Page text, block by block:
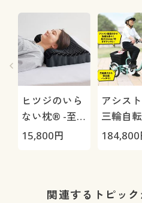
ヒツジのいら
ない枕® -至
極-
15,800円
アシス
三輪自
184,800
関連するトピッ